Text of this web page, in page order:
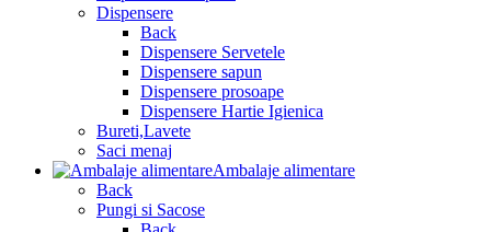
Dispensere
Back
Dispensere Servetele
Dispensere sapun
Dispensere prosoape
Dispensere Hartie Igienica
Bureti,Lavete
Saci menaj
Ambalaje alimentare
Back
Pungi si Sacose